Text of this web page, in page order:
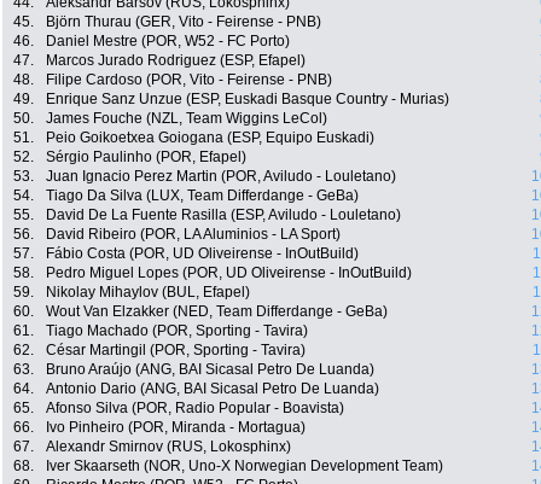
45.
Björn Thurau (GER, Vito - Feirense - PNB)
46.
Daniel Mestre (POR, W52 - FC Porto)
47.
Marcos Jurado Rodriguez (ESP, Efapel)
48.
Filipe Cardoso (POR, Vito - Feirense - PNB)
49.
Enrique Sanz Unzue (ESP, Euskadi Basque Country - Murias)
50.
James Fouche (NZL, Team Wiggins LeCol)
51.
Peio Goikoetxea Goiogana (ESP, Equipo Euskadi)
52.
Sérgio Paulinho (POR, Efapel)
53.
Juan Ignacio Perez Martin (POR, Aviludo - Louletano)
54.
Tiago Da Silva (LUX, Team Differdange - GeBa)
55.
David De La Fuente Rasilla (ESP, Aviludo - Louletano)
56.
David Ribeiro (POR, LA Aluminios - LA Sport)
57.
Fábio Costa (POR, UD Oliveirense - InOutBuild)
58.
Pedro Miguel Lopes (POR, UD Oliveirense - InOutBuild)
59.
Nikolay Mihaylov (BUL, Efapel)
60.
Wout Van Elzakker (NED, Team Differdange - GeBa)
61.
Tiago Machado (POR, Sporting - Tavira)
62.
César Martingil (POR, Sporting - Tavira)
63.
Bruno Araújo (ANG, BAI Sicasal Petro De Luanda)
64.
Antonio Dario (ANG, BAI Sicasal Petro De Luanda)
65.
Afonso Silva (POR, Radio Popular - Boavista)
66.
Ivo Pinheiro (POR, Miranda - Mortagua)
67.
Alexandr Smirnov (RUS, Lokosphinx)
68.
Iver Skaarseth (NOR, Uno-X Norwegian Development Team)